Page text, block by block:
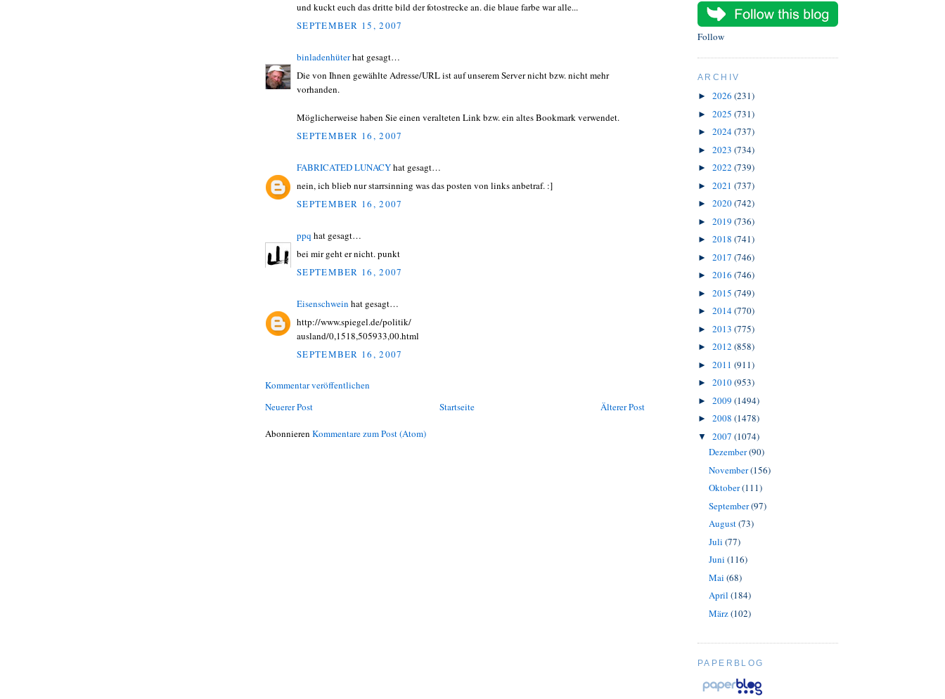
und kuckt euch das dritte bild der fotostrecke an. die blaue farbe war alle...
SEPTEMBER 15, 2007
binladenhüterhat gesagt…
Die von Ihnen gewählte Adresse/URL ist auf unserem Server nicht bzw. nicht mehr
vorhanden.
Möglicherweise haben Sie einen veralteten Link bzw. ein altes Bookmark verwendet.
SEPTEMBER 16, 2007
FABRICATED LUNACYhat gesagt…
nein, ich blieb nur starrsinning was das posten von links anbetraf. :]
SEPTEMBER 16, 2007
ppq hat gesagt…
bei mir geht er nicht. punkt
SEPTEMBER 16, 2007
Eisenschwein hat gesagt…
http://www.spiegel.de/politik/
ausland/0,1518,505933,00.html
SEPTEMBER 16, 2007
Kommentar veröffentlichen
Neuerer Post
Älterer Post
Startseite
Abonnieren Kommentare zum Post (Atom)
Follow
ARCHIV
► 2026 (231)
► 2025 (731)
► 2024(737)
► 2023 (734)
► 2022 (739)
► 2021 (737)
► 2020(742)
► 2019 (736)
► 2018 (741)
► 2017 (746)
► 2016 (746)
► 2015 (749)
► 2014(770)
► 2013 (775)
► 2012 (858)
► 2011 (911)
► 2010(953)
► 2009 (1494)
► 2008 (1478)
▼ 2007 (1074)
Dezember(90)
November(156)
Oktober(111)
September(97)
August(73)
Juli (77)
Juni (116)
Mai (68)
April (184)
März(102)
PAPERBLOG